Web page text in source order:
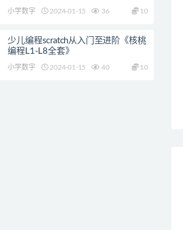
小学数字 2024-01-15 36 10
少儿编程scratch从入门至进阶《核桃
编程L1-L8全套》
小学数字 2024-01-15 40 10